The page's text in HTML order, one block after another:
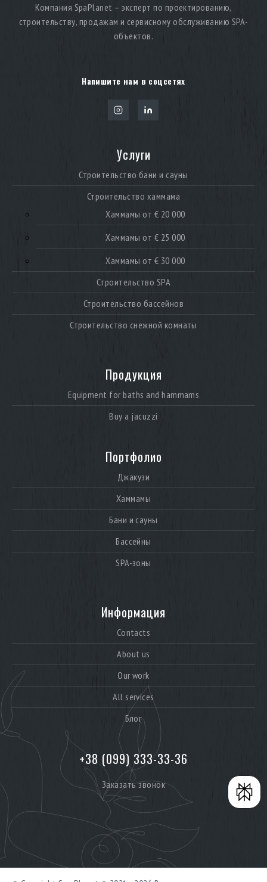
Компания SpaPlanet – эксперт по проектированию,
строительству, продажам и сервисному обслуживанию SPA-
объектов.
Напишите нам в соцсетях
Услуги
Строительство бани и сауны
Строительство хаммама
Хаммамы от € 20 000
Хаммамы от € 25 000
Хаммамы от € 30 000
Строительство SPA
Строительство бассейнов
Строительство снежной комнаты
Продукция
Equipment for baths and hammams
Buy a jacuzzi
Портфолио
Джакузи
Хаммамы
Бани и сауны
Бассейны
SPA-зоны
Информация
Contacts
About us
Our work
All services
Блог
+38 (099) 333-33-36
Заказать звонок